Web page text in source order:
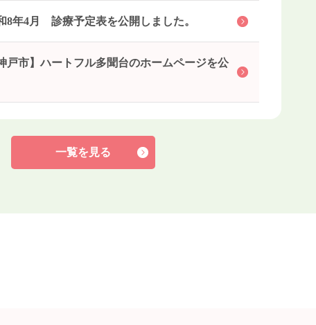
8年4月 診療予定表を公開しました。
戸市】ハートフル多聞台のホームページを公
一覧を見る